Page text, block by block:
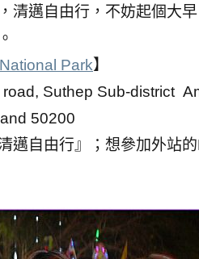
清邁自由行，不妨起個大
Park】
Suthep Sub-district
50200
邁自由行』；想參加外站